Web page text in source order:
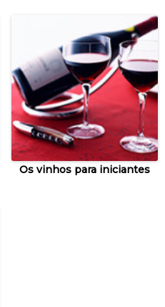
Os vinhos para iniciantes